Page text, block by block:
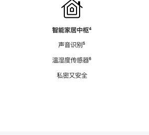
智能家居中枢脚
⁴
声音识别脚
⁵
温湿度传感器脚
⁶
私密又安全